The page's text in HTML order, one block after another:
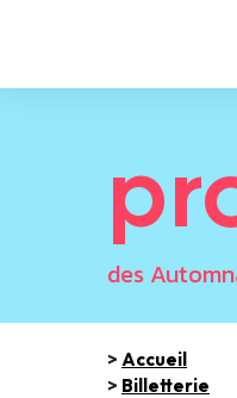
des
> Accueil
> Billetterie